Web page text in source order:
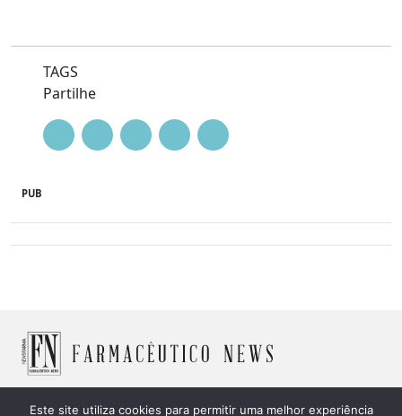
TAGS
Partilhe
PUB
Este site utiliza cookies para permitir uma melhor experiência